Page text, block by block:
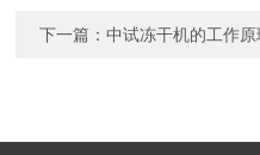
下一篇：中试冻干机的工作原